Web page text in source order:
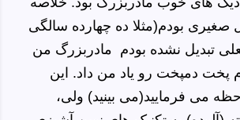
صغیری بودم(مثلا ده چهارده سالگی
تبدیل نشده بودم مادربزرگ من
پخت دمپخت رو یاد من داد. این
می فرمایید(می بینید) ولی،